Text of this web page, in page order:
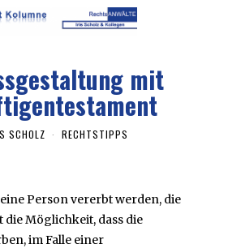
mit
SCHOLZ RECHTSTIPPS
Person vererbt werden, die
die Möglichkeit, dass die
im Falle einer